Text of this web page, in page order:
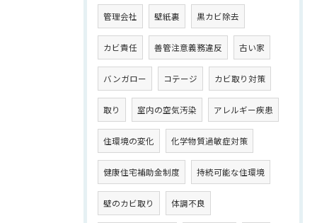
管理会社 壁紙裏 黒カビ除去
カビ責任 善管注意義務違反 古い家
バンガロー コテージ カビ取り対策
取り 室内の空気汚染 アレルギー疾患
住環境の変化 化学物質過敏症対策
健康住宅補助金制度 持続可能な住環境
壁のカビ取り 体調不良